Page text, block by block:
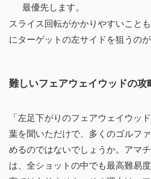
最優先します。
スライス回転がかかりやすいこと
にターゲットの左サイドを狙うのが
難しいフェアウェイウッドの攻
「左足下がりのフェアウェイウ
葉を聞いただけで、多くのゴルフ
めるのではないでしょうか。アマ
は、全ショットの中でも最高難易